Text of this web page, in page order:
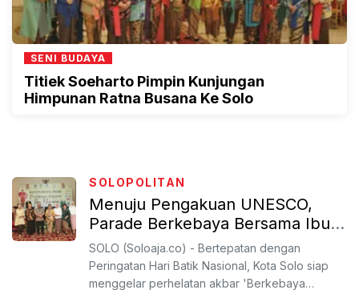
SENI BUDAYA
Titiek Soeharto Pimpin Kunjungan
Himpunan Ratna Busana Ke Solo
SOLOPOLITAN
Menuju Pengakuan UNESCO,
Parade Berkebaya Bersama Ibu
Negara Digelar Peringati Hari
Batik Nasional 2 Oktober
SOLO (Soloaja.co) - Bertepatan dengan
Peringatan Hari Batik Nasional, Kota Solo siap
menggelar perhelatan akbar 'Berkebaya